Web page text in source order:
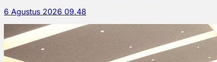
6 Agustus 2026 09.48